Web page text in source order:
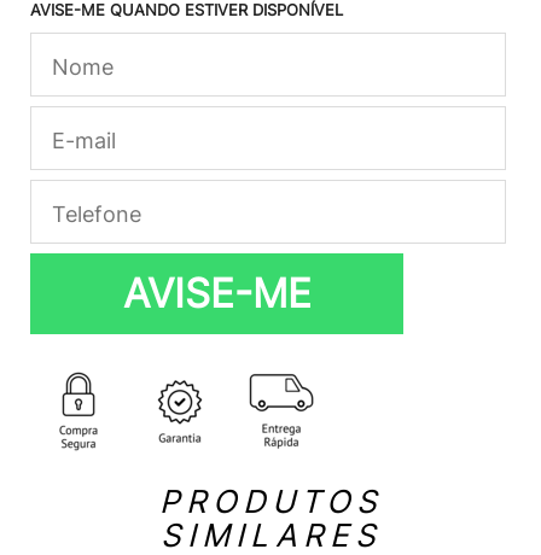
AVISE-ME QUANDO ESTIVER DISPONÍVEL
AVISE-ME
PRODUTOS
SIMILARES